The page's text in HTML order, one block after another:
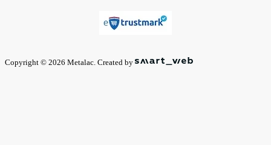
Copyright © 2026 Metalac. Created by